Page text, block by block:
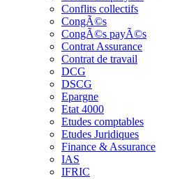
Conflits collectifs
CongÃ©s
CongÃ©s payÃ©s
Contrat Assurance
Contrat de travail
DCG
DSCG
Epargne
Etat 4000
Etudes comptables
Etudes Juridiques
Finance & Assurance
IAS
IFRIC